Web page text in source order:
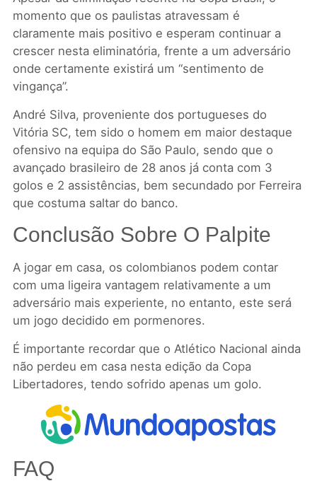
momento que os paulistas atravessam é
claramente mais positivo e esperam continuar a
crescer nesta eliminatória, frente a um adversário
onde certamente existirá um “sentimento de
vingança”.
André Silva, proveniente dos portugueses do
Vitória SC, tem sido o homem em maior destaque
ofensivo na equipa do São Paulo, sendo que o
avançado brasileiro de 28 anos já conta com 3
golos e 2 assistências, bem secundado por Ferreira
que costuma saltar do banco.
Conclusão Sobre O Palpite
A jogar em casa, os colombianos podem contar
com uma ligeira vantagem relativamente a um
adversário mais experiente, no entanto, este será
um jogo decidido em pormenores.
É importante recordar que o Atlético Nacional ainda
não perdeu em casa nesta edição da Copa
Libertadores, tendo sofrido apenas um golo.
FAQ